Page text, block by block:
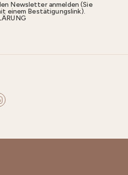
Newsletter anmelden (Sie
einem Bestätigungslink).